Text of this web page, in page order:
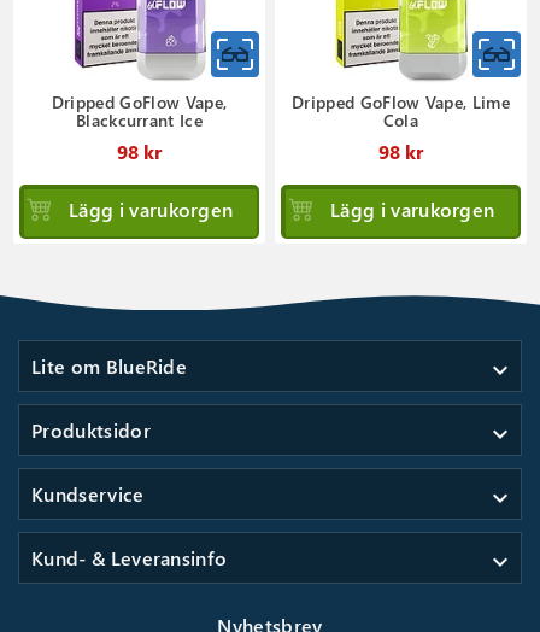
Dripped GoFlow Vape,
Blackcurrant Ice
98 kr
Lägg i varukorgen
Dripped GoFlow Vape, Lime
Cola
98 kr
Lägg i varukorgen
Lite om BlueRide expand_more
Produktsidor expand_more
Kundservice expand_more
Kund- & Leveransinfo expand_more
Nyhetsbrev